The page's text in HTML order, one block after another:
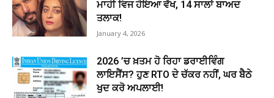
ਮਾਹੀ ਵਿਜ ਹੋਇਆ ਵੱਖ, 14 ਸਾਲਾਂ ਬਾਅਦ
ਤਲਾਕ!
January 4, 2026
2026 ’ਚ ਖ਼ਤਮ ਹੋ ਰਿਹਾ ਡਰਾਈਵਿੰਗ
ਲਾਇਸੈਂਸ? ਹੁਣ RTO ਦੇ ਚੱਕਰ ਨਹੀਂ, ਘਰ ਬੈਠੇ
ਖੁਦ ਕਰੋ ਅਪਲਾਈ!